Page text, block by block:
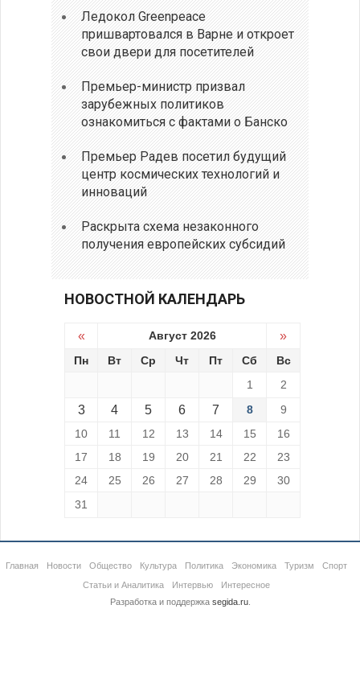
Ледокол Greenpeace
пришвартовался в Варне и откроет
свои двери для посетителей
Премьер-министр призвал
зарубежных политиков
ознакомиться с фактами о Банско
Премьер Радев посетил будущий
центр космических технологий и
инноваций
Раскрыта схема незаконного
получения европейских субсидий
НОВОСТНОЙ КАЛЕНДАРЬ
« Август 2026 »
Пн Вт Ср Чт Пт Сб
Вс
1
2
3 4 5 6 7 8
9
10
11 12 13 14 15
16
17
18 19 20 21 22
23
24
25 26 27 28 29
30
31
Главная Новости Общество Культура Политика Экономика Туризм
Спорт
Статьи и Аналитика
Интервью
Интересное
Разработка и поддержка segida.ru.